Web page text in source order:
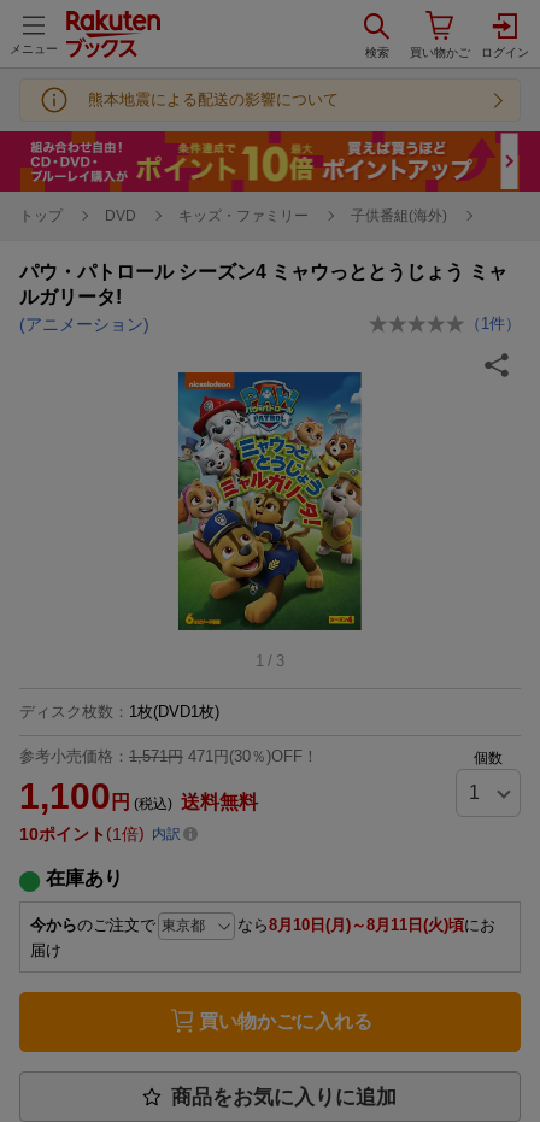
メニュー
熊本地震による配送の影響について
トップ DVD キッズ・ファミリー 子供番組(海外)
パウ・パトロール シーズン4 ミャウっととうじょう ミャ
ルガリータ!
(アニメーション) （ 1 件）
1 / 3
ディスク枚数 ： 1枚(DVD1枚)
参考小売価格： 1,571円 471円(30％)OFF！
1,100 円 (税込) 送料無料
個数
10ポイント 1倍 内訳
在庫あり
今からのご注文で なら8月10日(月)～8月11日(火)頃にお
届け
買い物かごに入れる
商品をお気に入りに追加